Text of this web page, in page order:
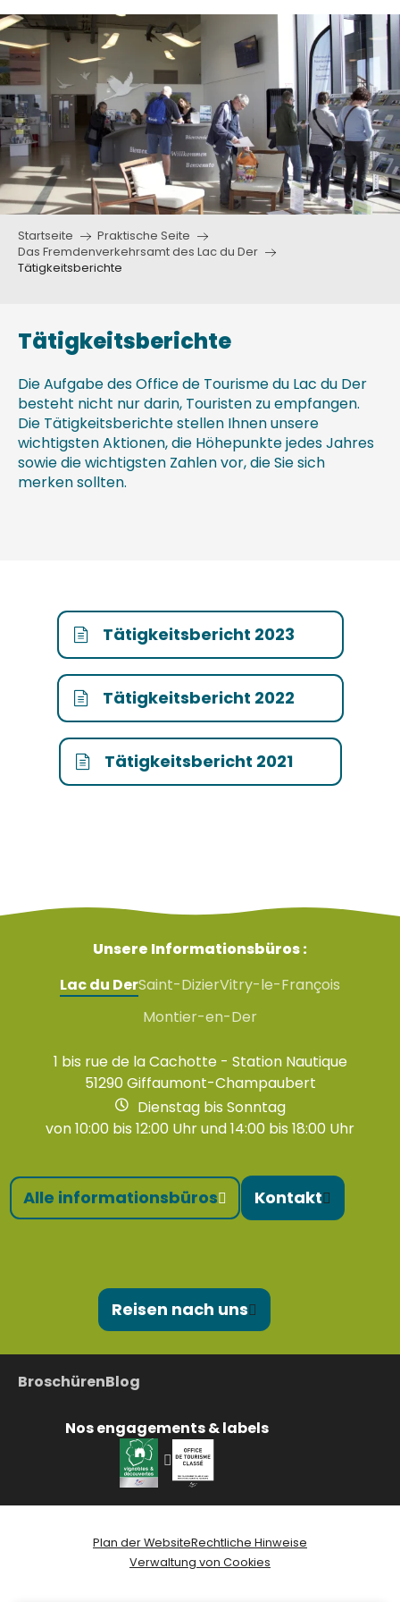
Aller
au
contenu
principal
Startseite
Praktische Seite
Das Fremdenverkehrsamt des Lac du Der
Tätigkeitsberichte
Tätigkeitsberichte
Die Aufgabe des Office de Tourisme du Lac du Der
besteht nicht nur darin, Touristen zu empfangen.
Die Tätigkeitsberichte stellen Ihnen unsere
wichtigsten Aktionen, die Höhepunkte jedes Jahres
sowie die wichtigsten Zahlen vor, die Sie sich
merken sollten.
Tätigkeitsbericht 2023
Tätigkeitsbericht 2022
Tätigkeitsbericht 2021
Unsere Informationsbüros :
Lac du DerSaint-DizierVitry-le-François
Montier-en-Der
1 bis rue de la Cachotte - Station Nautique
51290 Giffaumont-Champaubert
Dienstag bis Sonntag
von 10:00 bis 12:00 Uhr und 14:00 bis 18:00 Uhr
Alle informationsbüros Kontakt
Reisen nach uns
BroschürenBlog
Nos engagements & labels
Plan der WebsiteRechtliche Hinweise
Verwaltung von Cookies